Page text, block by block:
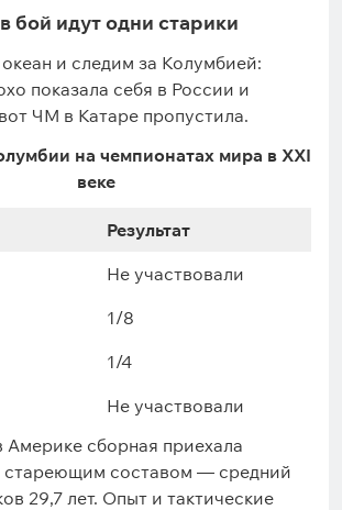
бой идут одни старики
и следим за Колумбией:
показала себя в России и
ЧМ в Катаре пропустила.
на чемпионатах мира в XXI
веке
Результат
Не участвовали
1/8
1/4
Не участвовали
Америке сборная приехала
стареющим составом — средний
29,7 лет. Опыт и тактические